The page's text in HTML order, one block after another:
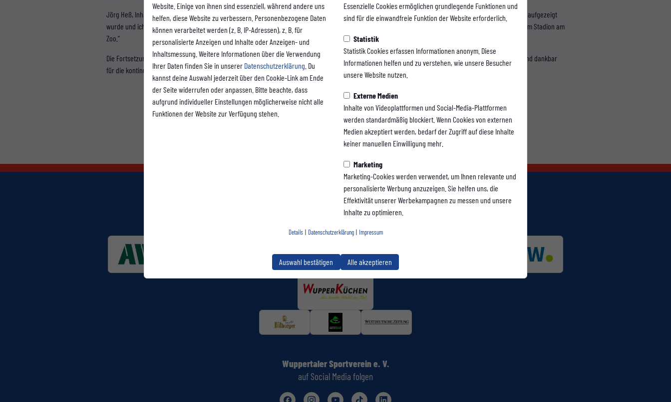
Website. Einige von ihnen sind essenziell, während andere uns
helfen, diese Website zu verbessern. Personenbezogene Daten
können verarbeitet werden (z. B. IP-Adressen), z. B. für
personalisierte Anzeigen und Inhalte oder Anzeigen- und
Inhaltsmessung. Weitere Informationen über die Verwendung
Ihrer Daten finden Sie in unserer Datenschutzerklärung . Du
kannst deine Auswahl jederzeit über den Cookie-Link am Ende
der Seite widerrufen oder anpassen. Bitte beachte, dass
aufgrund individueller Einstellungen möglicherweise nicht alle
Funktionen der Website zur Verfügung stehen.
Essenzielle Cookies ermöglichen grundlegende Funktionen und
sind für die einwandfreie Funktion der Website erforderlich.
Statistik
Statistik Cookies erfassen Informationen anonym. Diese
Informationen helfen und zu verstehen, wie unsere Besucher
unsere Website nutzen.
Externe Medien
Inhalte von Videoplattformen und Social-Media-Plattformen
werden standardmäßig blockiert. Wenn Cookies von externen
Medien akzeptiert werden, bedarf der Zugriff auf diese Inhalte
keiner manuellen Einwilligung mehr.
Marketing
Marketing-Cookies werden verwendet, um Ihnen relevante und
personalisierte Werbung anzuzeigen. Sie helfen uns, die
Effektivität unserer Werbekampagnen zu messen und unsere
Inhalte zu optimieren.
Details | Datenschutzerklärung | Impressum
Auswahl bestätigen Alle akzeptieren
Jörg Heß, Inhaber der AXA Regionalvertretung, begründet die Verlängerung wie folgt: „Ich gehe den Weg des WSV ohne Zweifel mit, da mir ein klarer Weg aufgezeigt
wurde und ich seit meiner Kindheit dem WSV verbunden bin. Ich drücke der Mannschaft und dem Verein die Daumen und freue mich auf packende Spiele im Stadion am
Zoo.“
Die Fortsetzung der Partnerschaft mit der AXA Regionalvertretung Jörg Heß ist ein wichtiger Beitrag zur Zukunft des Wuppertaler Sportvereins und wir sind dankbar
für die kontinuierliche Unterstützung.
Wuppertaler Sportverein e. V.
auf Social Media folgen